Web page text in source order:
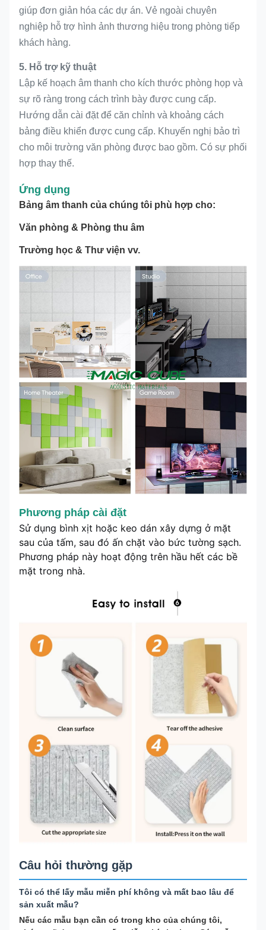
giúp đơn giản hóa các dự án. Vẻ ngoài chuyên
nghiệp hỗ trợ hình ảnh thương hiệu trong phòng tiếp
khách hàng.
5. Hỗ trợ kỹ thuật
Lập kế hoạch âm thanh cho kích thước phòng họp và
sự rõ ràng trong cách trình bày được cung cấp.
Hướng dẫn cài đặt để căn chỉnh và khoảng cách
bảng điều khiển được cung cấp. Khuyến nghị bảo trì
cho môi trường văn phòng được bao gồm. Có sự phối
hợp thay thế.
Ứng dụng
Bảng âm thanh của chúng tôi phù hợp cho:
Văn phòng & Phòng thu âm
Trường học & Thư viện vv.
Phương pháp cài đặt
Sử dụng bình xịt hoặc keo dán xây dựng ở mặt
sau của tấm, sau đó ấn chặt vào bức tường sạch.
Phương pháp này hoạt động trên hầu hết các bề
mặt trong nhà.
Câu hỏi thường gặp
Tôi có thể lấy mẫu miễn phí không và mất bao lâu để
sản xuất mẫu?
Nếu các mẫu bạn cần có trong kho của chúng tôi,